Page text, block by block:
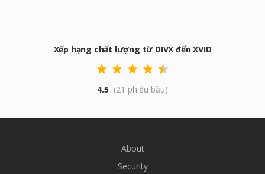
Xếp hạng chất lượng từ DIVX đến XVID
4.5 (21 phiếu bầu)
About
Security